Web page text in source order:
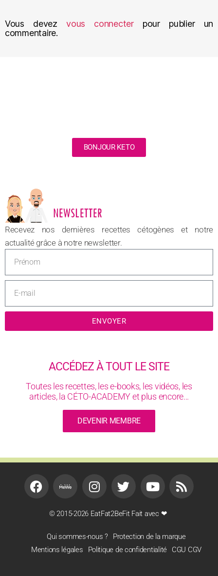
Vous devezvous connecterpour publier un
commentaire.
BONJOUR KETO
NOUVEAU
Recevez nos dernières recettes cétogènes et notre
actualité grâce à notre newsletter.
ENVOYER
ACCÉDEZ À TOUT LE SITE
Toutes les recettes, les e-books, les vidéos, les
articles, la CÉTO-ACADEMY et plus encore...
DEVENIR MEMBRE
© 2015-2026 EatFat2BeFit Fait avec ❤
Qui sommes-nous ?
Protection de la marque
Mentions légales
Politique de confidentialité CGU CGV